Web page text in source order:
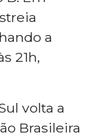
a
21h,
volta a
Brasileira